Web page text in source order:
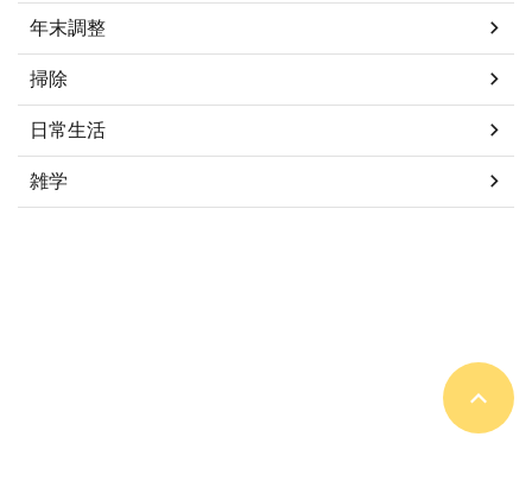
年末調整
掃除
日常生活
雑学